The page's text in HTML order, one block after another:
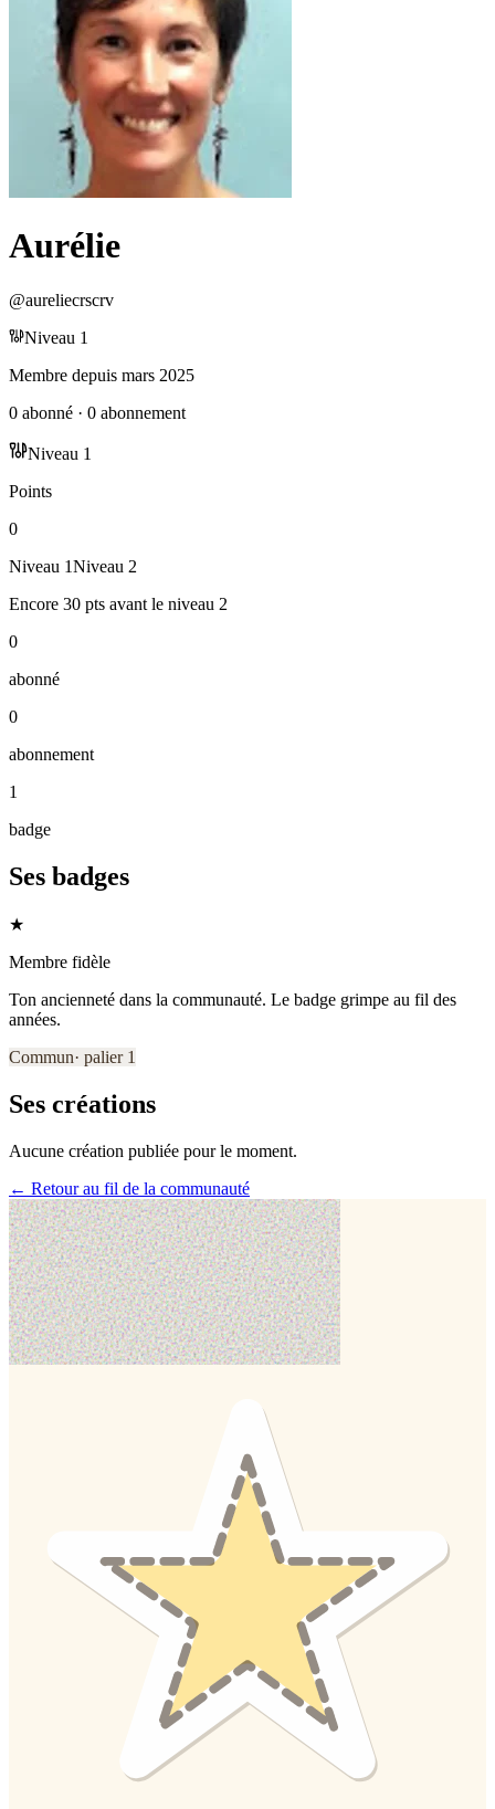
Aurélie
@aureliecrscrv
Niveau 1
Membre depuis mars 2025
0 abonné · 0 abonnement
Niveau 1
Points
0
Niveau 1Niveau 2
Encore 30 pts avant le niveau 2
0
abonné
0
abonnement
1
badge
Ses badges
★
Membre fidèle
Ton ancienneté dans la communauté. Le badge grimpe au fil des
années.
Commun· palier 1
Ses créations
Aucune création publiée pour le moment.
← Retour au fil de la communauté